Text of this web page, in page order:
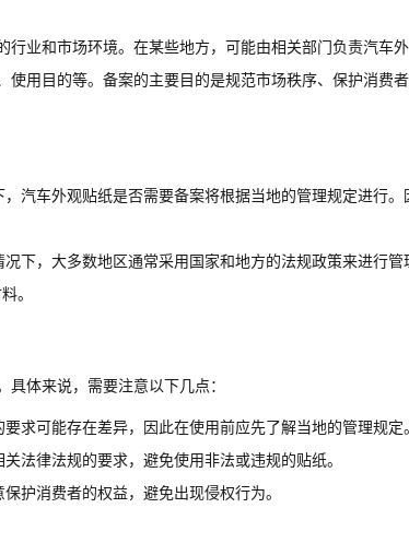
业和市场环境。在某些地方，可能由相关部门负责汽车
用目的等。备案的主要目的是规范市场秩序、保护消费
汽车外观贴纸是否需要备案将根据当地的管理规定进行。
下，大多数地区通常采用国家和地方的法规政策来进行管
。
体来说，需要注意以下几点：
求可能存在差异，因此在使用前应先了解当地的管理规定
法律法规的要求，避免使用非法或违规的贴纸。
护消费者的权益，避免出现侵权行为。